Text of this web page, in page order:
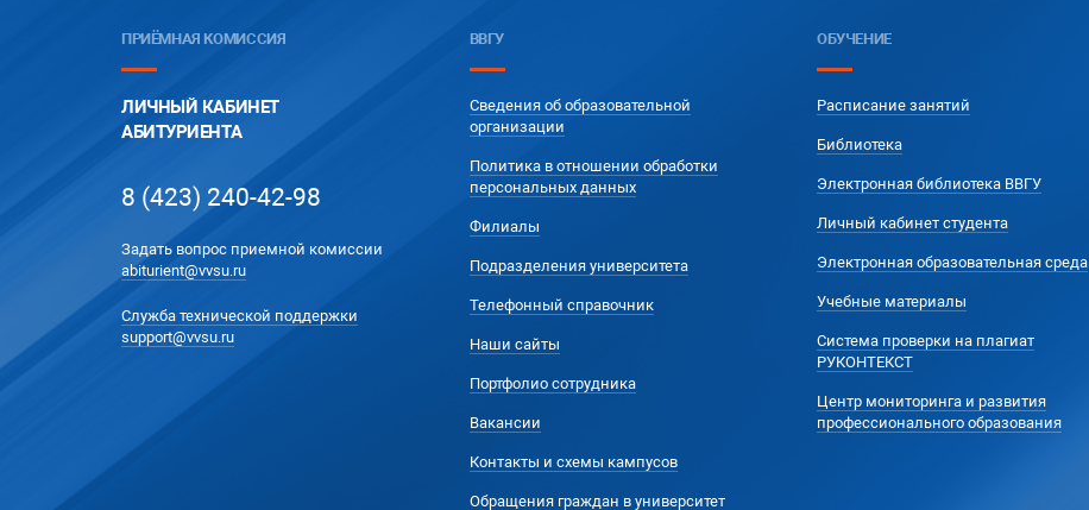
ПРИЁМНАЯ КОМИССИЯ
ЛИЧНЫЙ КАБИНЕТ
АБИТУРИЕНТА
8 (423) 240-42-98
Задать вопрос приемной комиссии
abiturient@vvsu.ru
Служба технической поддержки
support@vvsu.ru
ВВГУ
Сведения об образовательной
организации
Политика в отношении обработки
персональных данных
Филиалы
Подразделения университета
Телефонный справочник
Наши сайты
Портфолио сотрудника
Вакансии
Контакты и схемы кампусов
Обращения граждан в университет
ОБУЧЕНИЕ
Расписание занятий
Библиотека
Электронная библиотека ВВГУ
Личный кабинет студента
Электронная образовательная среда
Учебные материалы
Система проверки на плагиат
РУКОНТЕКСТ
Центр мониторинга и развития
профессионального образования